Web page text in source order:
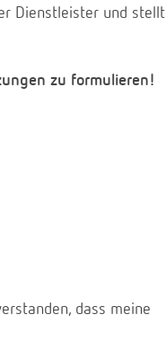
Dienstleister und stellt
zu formulieren!
dass meine